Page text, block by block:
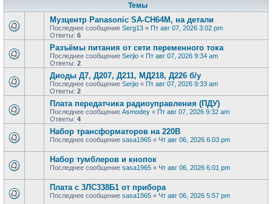
Темы
Музцентр Panasonic SA-CH64M, на детали
Последнее сообщение Serg13 « Пт авг 07, 2026 3:02 pm
Ответы: 6
Разъёмы питания от сети переменного тока
Последнее сообщение Serjio « Пт авг 07, 2026 9:34 am
Ответы: 2
Диоды Д7, Д207, Д211, МД218, Д226 б/у
Последнее сообщение Serjio « Пт авг 07, 2026 9:33 am
Ответы: 2
Плата передатчика радиоуправления (ПДУ)
Последнее сообщение Asmodey « Пт авг 07, 2026 9:32 am
Ответы: 4
Набор трансформаторов на 220В
Последнее сообщение sasa1965 « Чт авг 06, 2026 6:03 pm
Набор тумблеров и кнопок
Последнее сообщение sasa1965 « Чт авг 06, 2026 6:01 pm
Плата с 3ЛС338Б1 от прибора
Последнее сообщение sasa1965 « Чт авг 06, 2026 5:57 pm